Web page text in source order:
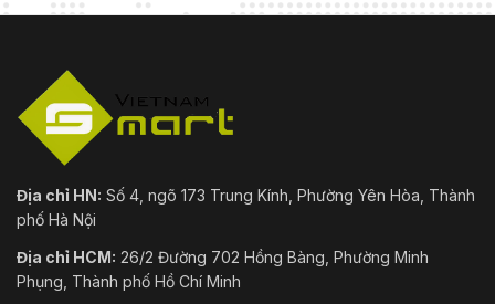
Địa chỉ HN: Số 4, ngõ 173 Trung Kính, Phường Yên Hòa, Thành
phố Hà Nội
Địa chỉ HCM: 26/2 Đường 702 Hồng Bàng, Phường Minh
Phụng, Thành phố Hồ Chí Minh